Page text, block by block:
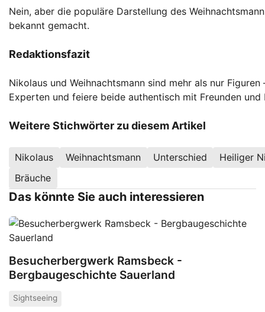
Nein, aber die populäre Darstellung des
bekannt gemacht.
Redaktionsfazit
Nikolaus und Weihnachtsmann sind mehr als nur
Experten und feiere beide authentisch mit Freunden und
Weitere Stichwörter zu diesem Artikel
Nikolaus Weihnachtsmann Unterschied
Heiliger
Bräuche
Das könnte Sie auch interessieren
Besucherbergwerk Ramsbeck -
Bergbaugeschichte Sauerland
Sightseeing